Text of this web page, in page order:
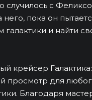
случилось с
него, пока он
и найти
крейсер
просмотр для
Благодаря